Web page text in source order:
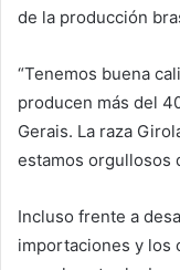
de la producción
“Tenemos buena
producen más del
Gerais. La raza
estamos orgullosos
Incluso frente a
importaciones y los